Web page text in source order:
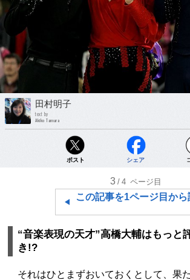
田村明子
text by
Akiko Tamura
ポスト シェア
3 /4 ページ目
この記事を1ページ目から
“音楽表現の天才”高橋大輔はもっと
き!?
それはひとまずおいておくとして、果